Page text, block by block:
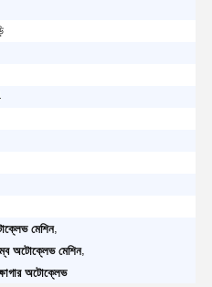
মেশিন,
অটোক্লেভ মেশিন,
অটোক্লেভ